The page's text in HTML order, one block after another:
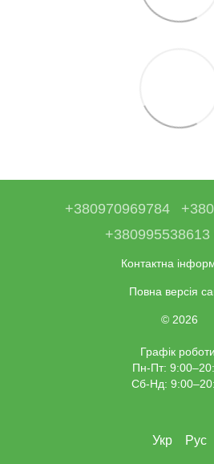
+380970969784
+380995538613
Контактна
Повна версія
© 2026
Графік
Пн-Пт:
Сб-Нд:
Укр Рус